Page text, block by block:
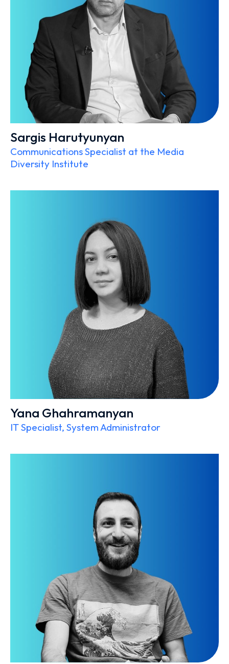
Sargis Harutyunyan
Communications Specialist at the Media
Diversity Institute
Yana Ghahramanyan
IT Specialist, System Administrator